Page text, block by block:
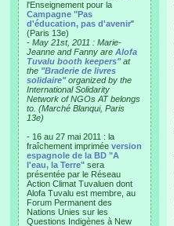
l'Enseignement pour la
Campagne "Pas
d'éducation, pas d'avenir"
(Paris 13e)
- May 21st, 2011 : Marie-
Jeanne and Fanny are Alofa
Tuvalu booth keepers"at
the "Braderie de livres
solidaire"organized by the
International Solidarity
Network of NGOs AT belongs
to. (Marché Blanqui, Paris
13e)
- 16 au 27 mai 2011 : la
fraîchement imprimée version
espagnole de la BD "A
l'eau, la Terre" sera
présentée par le Réseau
Action Climat Tuvaluen dont
Alofa Tuvalu est membre, au
Forum Permanent des
Nations Unies sur les
Questions Indigènes à New